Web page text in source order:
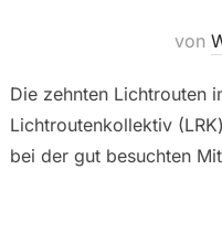
von
Die zehnten Lichtrouten
Lichtroutenkollektiv
bei der gut besuchten